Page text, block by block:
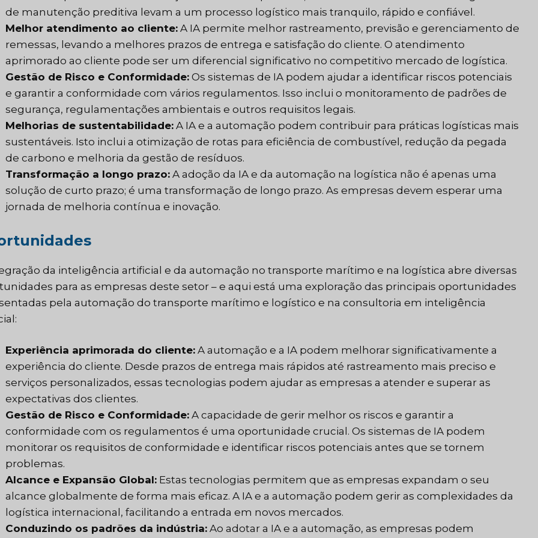
de manutenção preditiva levam a um processo logístico mais tranquilo, rápido e confiável.
Melhor atendimento ao cliente: A IA permite melhor rastreamento, previsão e gerenciamento de
remessas, levando a melhores prazos de entrega e satisfação do cliente. O atendimento
aprimorado ao cliente pode ser um diferencial significativo no competitivo mercado de logística.
Gestão de Risco e Conformidade: Os sistemas de IA podem ajudar a identificar riscos potenciais
e garantir a conformidade com vários regulamentos. Isso inclui o monitoramento de padrões de
segurança, regulamentações ambientais e outros requisitos legais.
Melhorias de sustentabilidade: A IA e a automação podem contribuir para práticas logísticas mais
sustentáveis. Isto inclui a otimização de rotas para eficiência de combustível, redução da pegada
de carbono e melhoria da gestão de resíduos.
Transformação a longo prazo: A adoção da IA e da automação na logística não é apenas uma
solução de curto prazo; é uma transformação de longo prazo. As empresas devem esperar uma
jornada de melhoria contínua e inovação.
da inteligência artificial e da automação no transporte marítimo e na logística abre diversas
para as empresas deste setor – e aqui está uma exploração das principais oportunidades
pela automação do transporte marítimo e logístico e na consultoria em inteligência
Experiência aprimorada do cliente: A automação e a IA podem melhorar significativamente a
experiência do cliente. Desde prazos de entrega mais rápidos até rastreamento mais preciso e
serviços personalizados, essas tecnologias podem ajudar as empresas a atender e superar as
expectativas dos clientes.
Gestão de Risco e Conformidade: A capacidade de gerir melhor os riscos e garantir a
conformidade com os regulamentos é uma oportunidade crucial. Os sistemas de IA podem
monitorar os requisitos de conformidade e identificar riscos potenciais antes que se tornem
problemas.
Alcance e Expansão Global: Estas tecnologias permitem que as empresas expandam o seu
alcance globalmente de forma mais eficaz. A IA e a automação podem gerir as complexidades da
logística internacional, facilitando a entrada em novos mercados.
Conduzindo os padrões da indústria: Ao adotar a IA e a automação, as empresas podem